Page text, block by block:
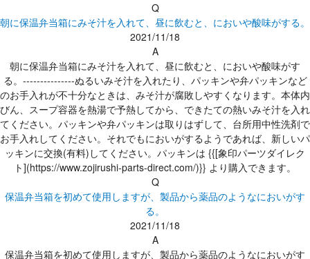
Q
朝に保温弁当箱にみそ汁を入れて、昼に飲むと、においや酸味がする。
2021/11/18
A
朝に保温弁当箱にみそ汁を入れて、昼に飲むと、においや酸味がす
る。---------------ぬるいみそ汁を入れたり、パッキンや弁パッキンなど
のお手入れが不十分なときは、みそ汁が腐敗しやすくなります。本体内
びん、スープ容器を熱湯で予熱してから、できたての熱いみそ汁を入れ
てください。パッキンや弁パッキンは取りはずして、台所用中性洗剤で
お手入れしてください。それでもにおいがするようであれば、新しいパ
ッキンに交換(有料)してください。パッキンは {{[象印パーツダイレク
ト](https://www.zojirushi-parts-direct.com/)}} より購入できます。
Q
保温弁当箱を初めて使用しますが、製品から薬品のようなにおいがす
る。
2021/11/18
A
保温弁当箱を初めて使用しますが、製品から薬品のようなにおいがす